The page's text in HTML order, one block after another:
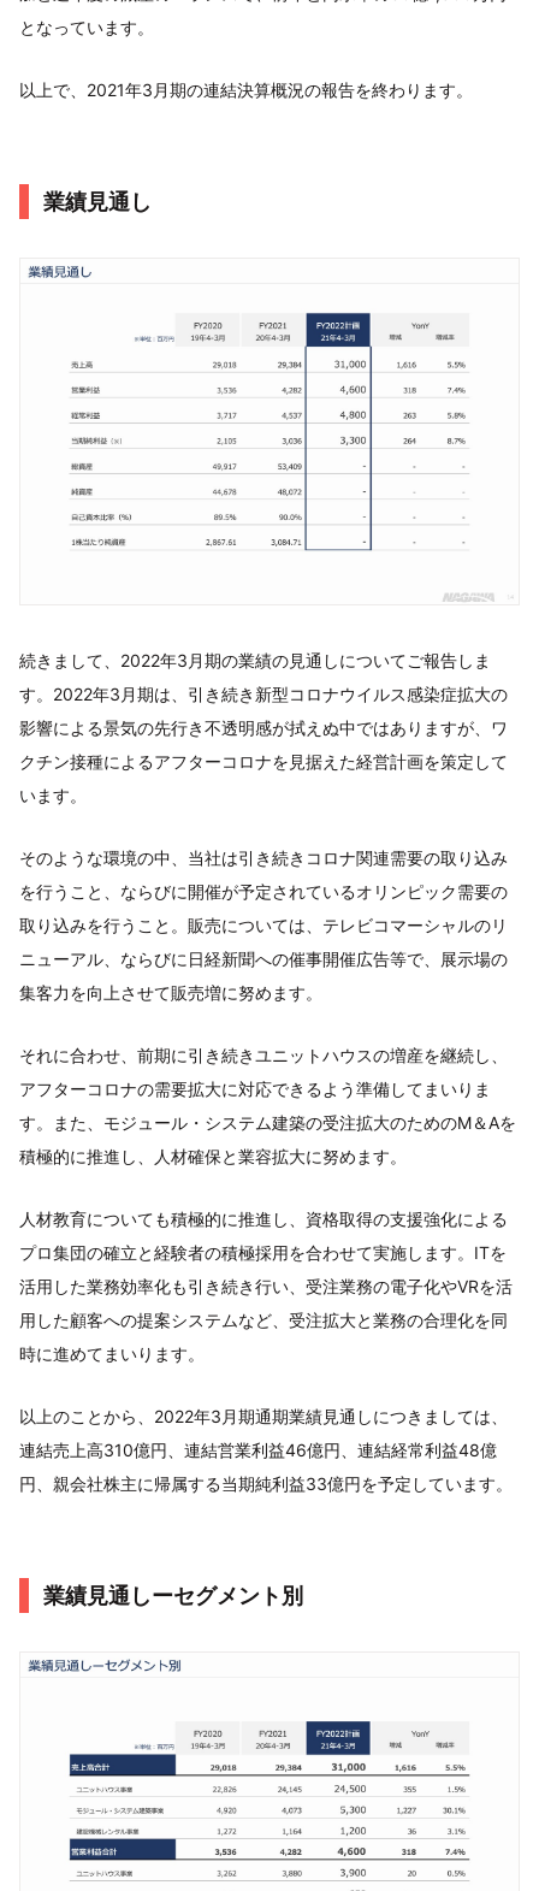
となっています。
以上で、2021年3月期の連結決算概況の報告を終わります。
業績見通し
続きまして、2022年3月期の業績の見通しについてご報告しま
す。2022年3月期は、引き続き新型コロナウイルス感染症拡大の
影響による景気の先行き不透明感が拭えぬ中ではありますが、ワ
クチン接種によるアフターコロナを見据えた経営計画を策定して
います。
そのような環境の中、当社は引き続きコロナ関連需要の取り込み
を行うこと、ならびに開催が予定されているオリンピック需要の
取り込みを行うこと。販売については、テレビコマーシャルのリ
ニューアル、ならびに日経新聞への催事開催広告等で、展示場の
集客力を向上させて販売増に努めます。
それに合わせ、前期に引き続きユニットハウスの増産を継続し、
アフターコロナの需要拡大に対応できるよう準備してまいりま
す。また、モジュール・システム建築の受注拡大のためのM＆Aを
積極的に推進し、人材確保と業容拡大に努めます。
人材教育についても積極的に推進し、資格取得の支援強化による
プロ集団の確立と経験者の積極採用を合わせて実施します。ITを
活用した業務効率化も引き続き行い、受注業務の電子化やVRを活
用した顧客への提案システムなど、受注拡大と業務の合理化を同
時に進めてまいります。
以上のことから、2022年3月期通期業績見通しにつきましては、
連結売上高310億円、連結営業利益46億円、連結経常利益48億
円、親会社株主に帰属する当期純利益33億円を予定しています。
業績見通しーセグメント別